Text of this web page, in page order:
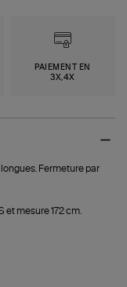
PAIEMENT EN
3X,4X
Fermeture par
et mesure 172 cm.